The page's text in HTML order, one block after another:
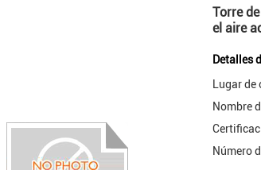
Torre
el aire
Detalles
Lugar
Nombre
Número